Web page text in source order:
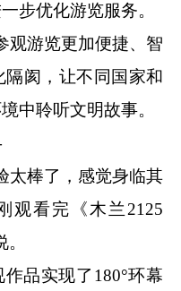
步优化游览服务。
游览更加便捷、智
阂，让不同国家和
中聆听文明故事。
棒了，感觉身临其
观看完《木兰2125
品实现了180°环幕